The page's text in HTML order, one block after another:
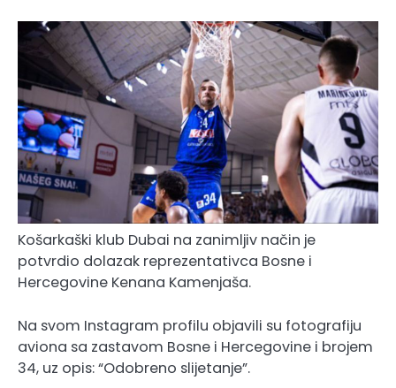
Košarkaški klub Dubai na zanimljiv način je
potvrdio dolazak reprezentativca Bosne i
Hercegovine Kenana Kamenjaša.
Na svom Instagram profilu objavili su fotografiju
aviona sa zastavom Bosne i Hercegovine i brojem
34, uz opis: “Odobreno slijetanje”.